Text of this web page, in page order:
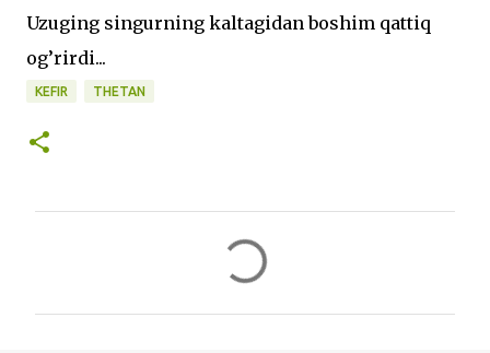
Uzuging singurning kaltagidan boshim qattiq
og’rirdi...
KEFIR THETAN